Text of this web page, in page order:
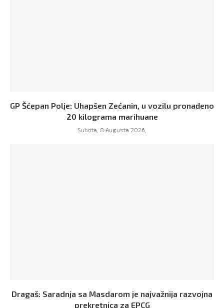
GP Šćepan Polje: Uhapšen Zećanin, u vozilu pronađeno
20 kilograma marihuane
Subota, 8 Augusta 2026,
Dragaš: Saradnja sa Masdarom je najvažnija razvojna
prekretnica za EPCG